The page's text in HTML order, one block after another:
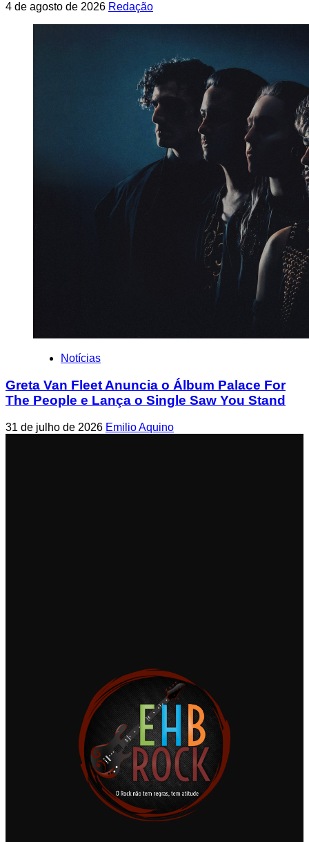
4 de agosto de 2026 Redação
Notícias
Greta Van Fleet Anuncia o Álbum Palace For
The People e Lança o Single Saw You Stand
31 de julho de 2026 Emilio Aquino